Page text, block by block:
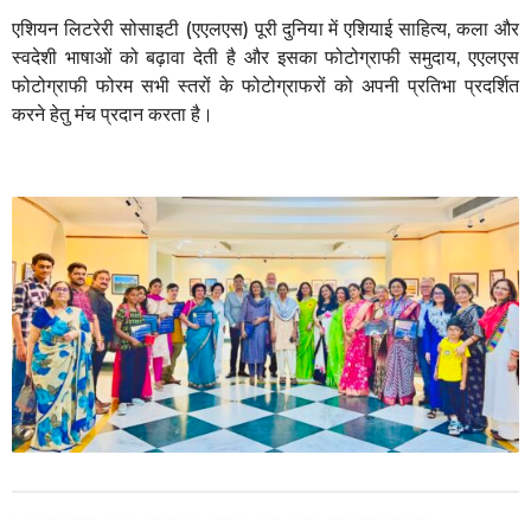
एशियन लिटरेरी सोसाइटी (एएलएस) पूरी दुनिया में एशियाई साहित्य, कला और
स्वदेशी भाषाओं को बढ़ावा देती है और इसका फोटोग्राफी समुदाय, एएलएस
फोटोग्राफी फोरम सभी स्तरों के फोटोग्राफरों को अपनी प्रतिभा प्रदर्शित
करने हेतु मंच प्रदान करता है।